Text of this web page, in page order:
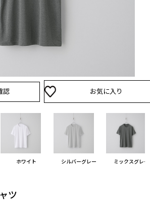
認 お気に入り
ホワイト シルバーグレー ミックスグレー
ツ